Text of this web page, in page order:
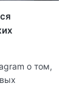
о том,